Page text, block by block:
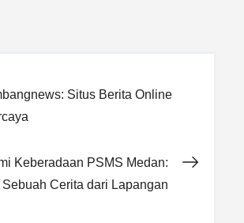
Situs Berita Online
Keberadaan PSMS Medan:
Sebuah Cerita dari Lapangan